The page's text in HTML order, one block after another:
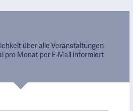
über alle Veranstaltungen
pro Monat per E-Mail informiert